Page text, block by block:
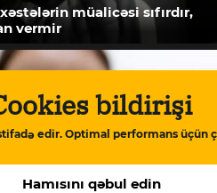
bildirişi
edir. Optimal performans üçün
Hamısını qəbul edin
müalicəsi sıfırdır,
vermir